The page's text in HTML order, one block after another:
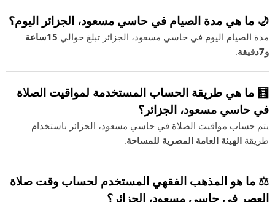
🌙 ما هي مدة الصيام في حاسي مسعود، الجزائر اليوم؟
مدة الصيام اليوم في حاسي مسعود، الجزائر تبلغ حوالي
15ساعة
و7دقيقة
.
🧮 ما هي طريقة الحساب المستخدمة لمواقيت الصلاة
في حاسي مسعود، الجزائر؟
يتم حساب مواقيت الصلاة في حاسي مسعود، الجزائر باستخدام
طريقة الهيئة العامة المصرية للمساحة.
⚖️ ما هو المذهب الفقهي المستخدم لحساب وقت صلاة
العصر في حاسي مسعود، الجزائر؟